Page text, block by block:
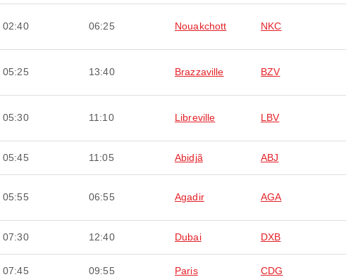
02:40 06:25 Nouakchott NKC
05:25 13:40 Brazzaville BZV
05:30 11:10 Libreville LBV
05:45 11:05 Abidjã ABJ
05:55 06:55 Agadir AGA
07:30 12:40 Dubai DXB
07:45 09:55 Paris CDG